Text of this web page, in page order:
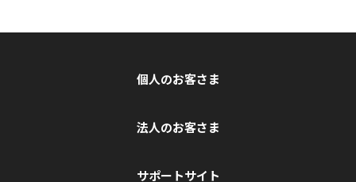
個人のお客さま
法人のお客さま
サポートサイト